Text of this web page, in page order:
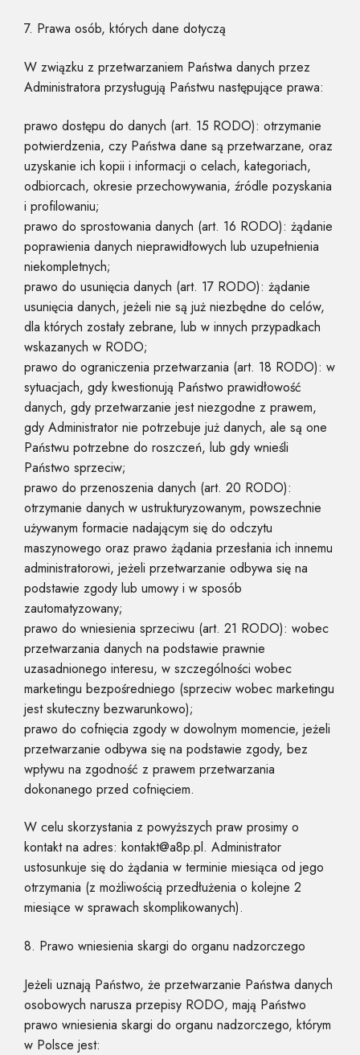
7. Prawa osób, których dane dotyczą
W związku z przetwarzaniem Państwa danych przez
Administratora przysługują Państwu następujące prawa:
prawo dostępu do danych (art. 15 RODO): otrzymanie
potwierdzenia, czy Państwa dane są przetwarzane, oraz
uzyskanie ich kopii i informacji o celach, kategoriach,
odbiorcach, okresie przechowywania, źródle pozyskania
i profilowaniu;
prawo do sprostowania danych (art. 16 RODO): żądanie
poprawienia danych nieprawidłowych lub uzupełnienia
niekompletnych;
prawo do usunięcia danych (art. 17 RODO): żądanie
usunięcia danych, jeżeli nie są już niezbędne do celów,
dla których zostały zebrane, lub w innych przypadkach
wskazanych w RODO;
prawo do ograniczenia przetwarzania (art. 18 RODO): w
sytuacjach, gdy kwestionują Państwo prawidłowość
danych, gdy przetwarzanie jest niezgodne z prawem,
gdy Administrator nie potrzebuje już danych, ale są one
Państwu potrzebne do roszczeń, lub gdy wnieśli
Państwo sprzeciw;
prawo do przenoszenia danych (art. 20 RODO):
otrzymanie danych w ustrukturyzowanym, powszechnie
używanym formacie nadającym się do odczytu
maszynowego oraz prawo żądania przesłania ich innemu
administratorowi, jeżeli przetwarzanie odbywa się na
podstawie zgody lub umowy i w sposób
zautomatyzowany;
prawo do wniesienia sprzeciwu (art. 21 RODO): wobec
przetwarzania danych na podstawie prawnie
uzasadnionego interesu, w szczególności wobec
marketingu bezpośredniego (sprzeciw wobec marketingu
jest skuteczny bezwarunkowo);
prawo do cofnięcia zgody w dowolnym momencie, jeżeli
przetwarzanie odbywa się na podstawie zgody, bez
wpływu na zgodność z prawem przetwarzania
dokonanego przed cofnięciem.
W celu skorzystania z powyższych praw prosimy o
kontakt na adres: kontakt@a8p.pl. Administrator
ustosunkuje się do żądania w terminie miesiąca od jego
otrzymania (z możliwością przedłużenia o kolejne 2
miesiące w sprawach skomplikowanych).
8. Prawo wniesienia skargi do organu nadzorczego
Jeżeli uznają Państwo, że przetwarzanie Państwa danych
osobowych narusza przepisy RODO, mają Państwo
prawo wniesienia skargi do organu nadzorczego, którym
w Polsce jest: